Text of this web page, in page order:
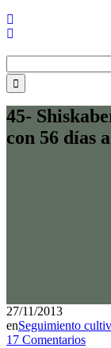
45-
con 56 días
27/11/2013
enSeguimiento
17 Comentarios